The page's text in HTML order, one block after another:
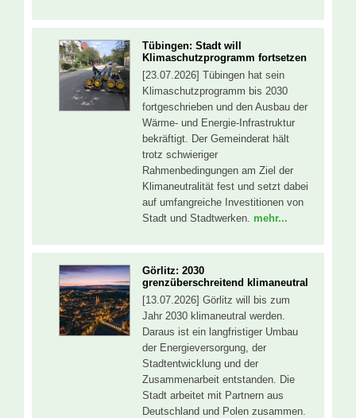
Tübingen: Stadt will
Klimaschutzprogramm fortsetzen
[23.07.2026] Tübingen hat sein
Klimaschutzprogramm bis 2030
fortgeschrieben und den Ausbau der
Wärme- und Energie-Infrastruktur
bekräftigt. Der Gemeinderat hält
trotz schwieriger
Rahmenbedingungen am Ziel der
Klimaneutralität fest und setzt dabei
auf umfangreiche Investitionen von
Stadt und Stadtwerken. mehr...
Görlitz: 2030
grenzüberschreitend klimaneutral
[13.07.2026] Görlitz will bis zum
Jahr 2030 klimaneutral werden.
Daraus ist ein langfristiger Umbau
der Energieversorgung, der
Stadtentwicklung und der
Zusammenarbeit entstanden. Die
Stadt arbeitet mit Partnern aus
Deutschland und Polen zusammen.